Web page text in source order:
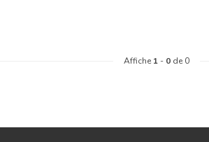
Affiche 1 - 0 de 0